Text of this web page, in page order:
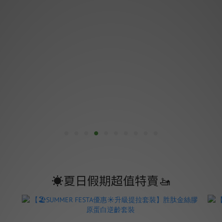
☀️夏日假期超值特賣🚤